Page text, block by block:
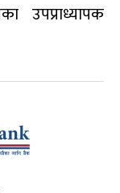
उपप्राध्यापक